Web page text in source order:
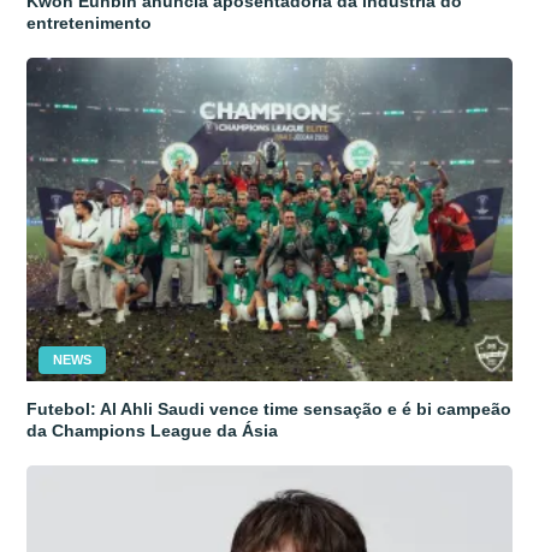
entretenimento
NEWS
Futebol: Al Ahli Saudi vence time sensação e é bi campeão
da Champions League da Ásia